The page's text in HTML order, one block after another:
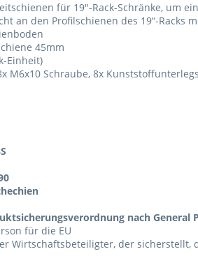
für 19"-Rack-Schränke, um
an den Profilschienen des 19“-Racks
45mm
Einheit)
M6x10 Schraube, 8x
nach General
für die EU
Wirtschaftsbeteiligter, der